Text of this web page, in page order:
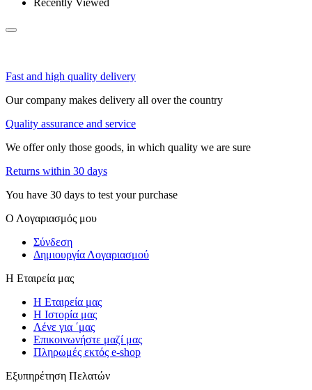
Fast and high quality delivery
Our company makes delivery all over the country
Quality assurance and service
We offer only those goods, in which quality we are sure
Returns within 30 days
You have 30 days to test your purchase
Ο Λογαριασμός μου
Σύνδεση
Δημιουργία Λογαριασμού
Η Εταιρεία μας
Η Εταιρεία μας
Η Ιστορία μας
Λένε για ΄μας
Επικοινωνήστε μαζί μας
Πληρωμές εκτός e-shop
Εξυπηρέτηση Πελατών